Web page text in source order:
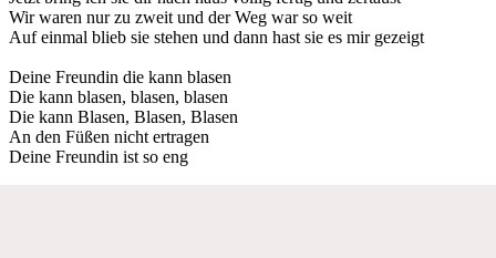
Wir waren nur zu zweit und der Weg war so weit
Auf einmal blieb sie stehen und dann hast sie es mir gezeigt
Deine Freundin die kann blasen
Die kann blasen, blasen, blasen
Die kann Blasen, Blasen, Blasen
An den Füßen nicht ertragen
Deine Freundin ist so eng